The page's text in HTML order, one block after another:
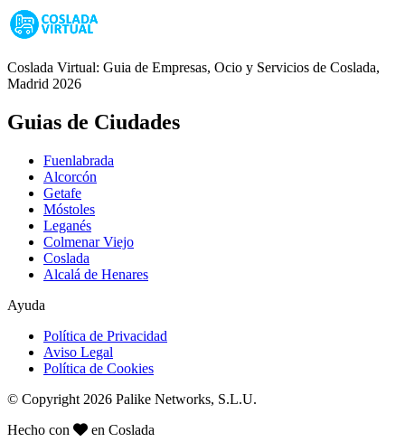
Coslada Virtual: Guia de Empresas, Ocio y Servicios de Coslada,
Madrid 2026
Guias de Ciudades
Fuenlabrada
Alcorcón
Getafe
Móstoles
Leganés
Colmenar Viejo
Coslada
Alcalá de Henares
Ayuda
Política de Privacidad
Aviso Legal
Política de Cookies
© Copyright 2026 Palike Networks, S.L.U.
Hecho con
en Coslada